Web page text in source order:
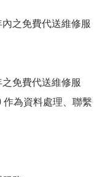
之免費代送維修服
免費代送維修服
為資料處理、聯繫